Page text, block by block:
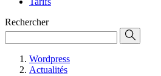
Rechercher
Wordpress
Actualités